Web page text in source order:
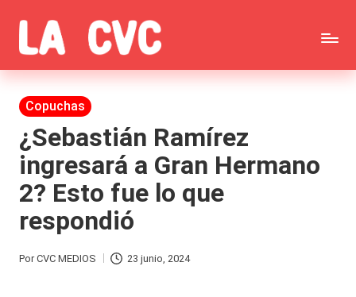
Saltar
al
contenido
C
o
p
u
c
h
a
s
Todas
las
noticias
de
la
farándula,
Publicada
Copuchas
¿Sebastián Ramírez
ingresará a Gran Hermano
2? Esto fue lo que
respondió
Publicado
PorCVC MEDIOS 23 junio, 2024